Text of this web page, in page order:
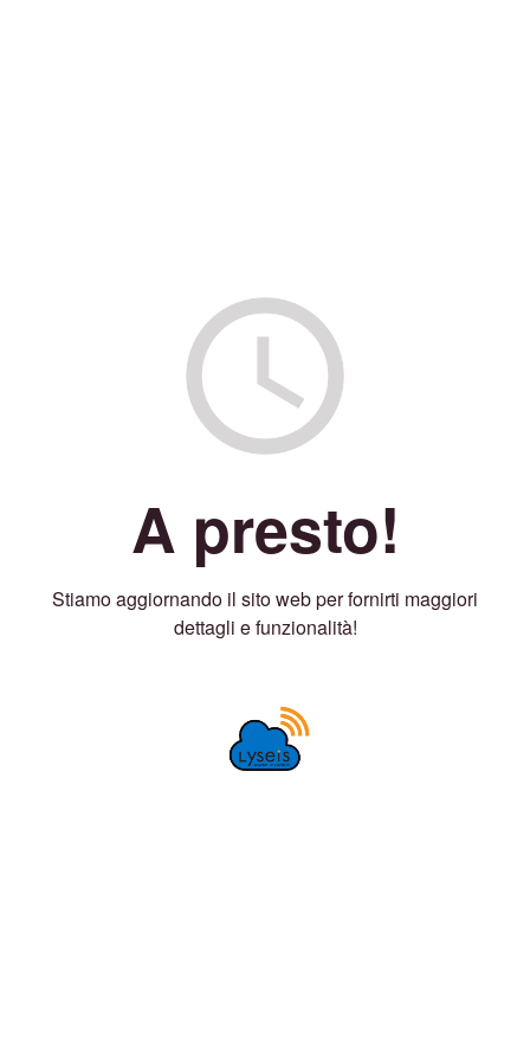
A presto!
Stiamo aggiornando il sito web per fornirti maggiori
dettagli e funzionalità!